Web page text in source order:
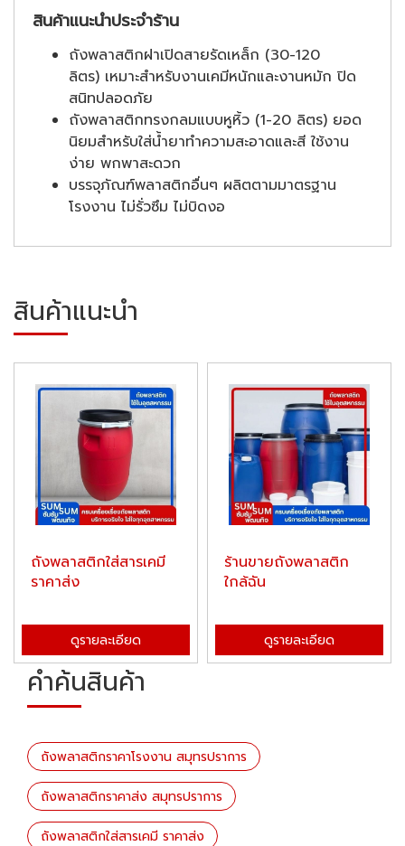
สินค้าแนะนำประจำร้าน
ถังพลาสติกฝาเปิดสายรัดเหล็ก (30-120
ลิตร) เหมาะสำหรับงานเคมีหนักและงานหมัก ปิด
สนิทปลอดภัย
ถังพลาสติกทรงกลมแบบหูหิ้ว (1-20 ลิตร) ยอด
นิยมสำหรับใส่น้ำยาทำความสะอาดและสี ใช้งาน
ง่าย พกพาสะดวก
บรรจุภัณฑ์พลาสติกอื่นๆ ผลิตตามมาตรฐาน
โรงงาน ไม่รั่วซึม ไม่บิดงอ
สินค้าแนะนำ
ถังพลาสติกใส่สารเคมี
ราคาส่ง
ดูรายละเอียด
ร้านขายถังพลาสติก
ใกล้ฉัน
ดูรายละเอียด
คำค้นสินค้า
ถังพลาสติกราคาโรงงาน สมุทรปราการ
ถังพลาสติกราคาส่ง สมุทรปราการ
ถังพลาสติกใส่สารเคมี ราคาส่ง